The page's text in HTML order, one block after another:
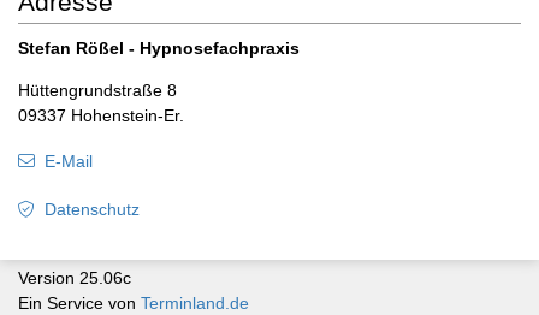
Stefan Rößel - Hypnosefachpraxis
Hüttengrundstraße 8
09337 Hohenstein-Er.
E-Mail
Datenschutz
Version 25.06c
Ein Service von Terminland.de